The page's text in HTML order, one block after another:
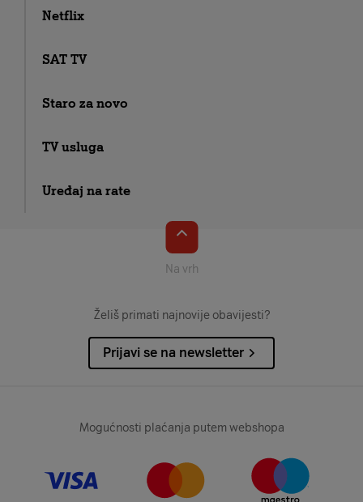
Netflix
SAT TV
Staro za novo
TV usluga
Uređaj na rate
Na vrh
Želiš primati najnovije obavijesti?
Prijavi se na newsletter
Mogućnosti plaćanja putem webshopa